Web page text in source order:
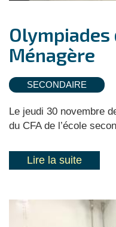
Olympiades
Ménagère
SECONDAIRE
Le jeudi 30 novembre
du CFA de l’école
Lire la suite